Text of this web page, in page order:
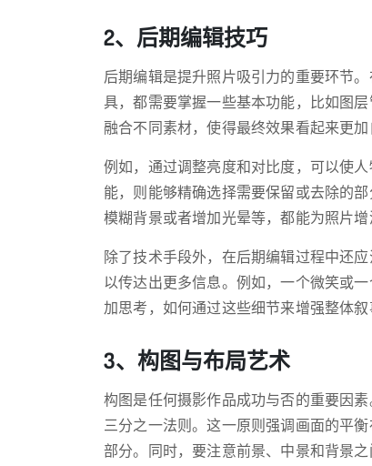
2、后期编辑技巧
后期编辑是提升照片吸引力的重要环节
具，都需要掌握一些基本功能，比如图
融合不同素材，使得最终效果看起来更加
例如，通过调整亮度和对比度，可以使
能，则能够精确选择需要保留或去除的
模糊背景或者增加光晕等，都能为照片
除了技术手段外，在后期编辑过程中还
以传达出更多信息。例如，一个微笑或
加思考，如何通过这些细节来增强整体叙
3、构图与布局艺术
构图是任何摄影作品成功与否的重要因
三分之一法则。这一原则强调画面的平
部分。同时，要注意前景、中景和背景